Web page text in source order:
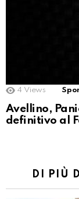
4 Views
Avellino,
definitivo al
DI PIÙ